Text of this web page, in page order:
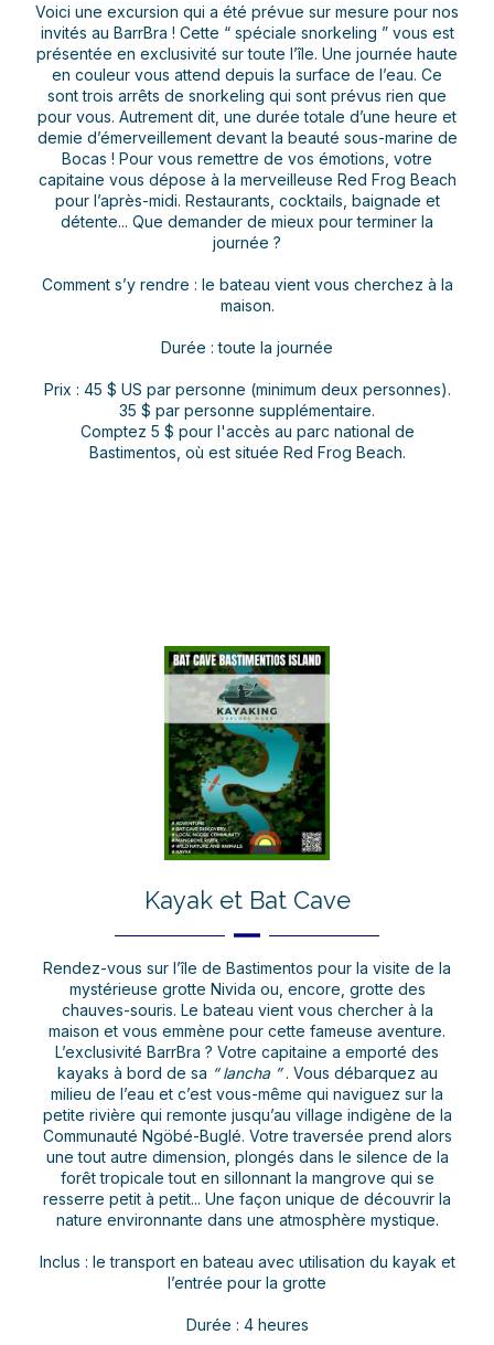
Voici une excursion qui a été prévue sur mesure pour nos
invités au BarrBra ! Cette “ spéciale snorkeling ” vous est
présentée en exclusivité sur toute l’île. Une journée haute
en couleur vous attend depuis la surface de l’eau. Ce
sont trois arrêts de snorkeling qui sont prévus rien que
pour vous. Autrement dit, une durée totale d’une heure et
demie d’émerveillement devant la beauté sous-marine de
Bocas ! Pour vous remettre de vos émotions, votre
capitaine vous dépose à la merveilleuse Red Frog Beach
pour l’après-midi. Restaurants, cocktails, baignade et
détente... Que demander de mieux pour terminer la
journée ?
Comment s’y rendre : le bateau vient vous cherchez à la
maison.
Durée : toute la journée
Prix : 45 $ US par personne (minimum deux personnes).
35 $ par personne supplémentaire.
Comptez 5 $ pour l'accès au parc national de
Bastimentos, où est située Red Frog Beach.
Kayak et Bat Cave
Rendez-vous sur l’île de Bastimentos pour la visite de la
mystérieuse grotte Nivida ou, encore, grotte des
chauves-souris. Le bateau vient vous chercher à la
maison et vous emmène pour cette fameuse aventure.
L’exclusivité BarrBra ? Votre capitaine a emporté des
kayaks à bord de sa “ lancha ”. Vous débarquez au
milieu de l’eau et c’est vous-même qui naviguez sur la
petite rivière qui remonte jusqu’au village indigène de la
Communauté Ngöbé-Buglé. Votre traversée prend alors
une tout autre dimension, plongés dans le silence de la
forêt tropicale tout en sillonnant la mangrove qui se
resserre petit à petit... Une façon unique de découvrir la
nature environnante dans une atmosphère mystique.
Inclus : le transport en bateau avec utilisation du kayak et
l’entrée pour la grotte
Durée : 4 heures